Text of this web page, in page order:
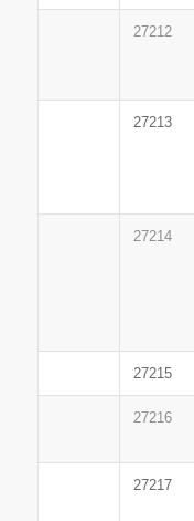
27212
27213
27214
27215
27216
27217